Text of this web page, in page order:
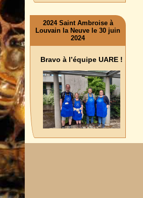
2024 Saint Ambroise à
Louvain la Neuve le 30 juin
2024
Bravo à l’équipe UARE !